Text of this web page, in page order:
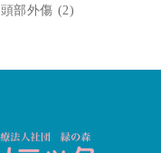
頭部外傷 (2)